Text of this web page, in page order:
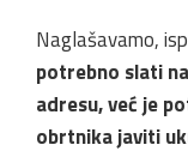
Naglašavamo,
potrebno slati
adresu, već je
obrtnika javiti